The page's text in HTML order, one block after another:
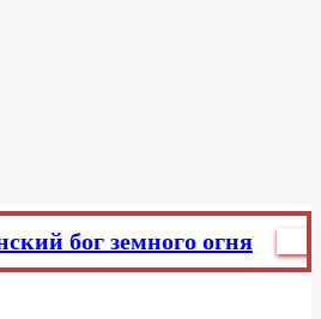
бог земного огня Главред